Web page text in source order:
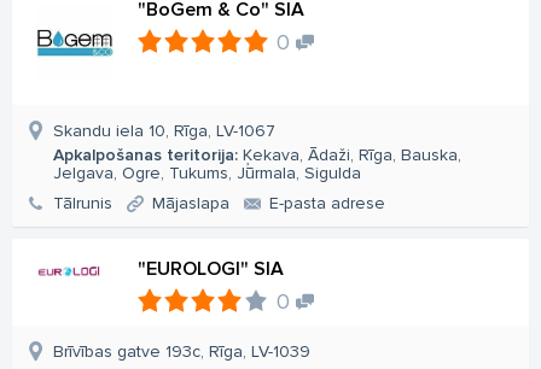
"BoGem & Co" SIA
0
Skandu iela 10, Rīga, LV-1067
Apkalpošanas teritorija: Ķekava, Ādaži, Rīga, Bauska,
Jelgava, Ogre, Tukums, Jūrmala, Sigulda
Tālrunis
Mājaslapa E-pasta adrese
"EUROLOGI" SIA
0
Brīvības gatve 193c, Rīga, LV-1039